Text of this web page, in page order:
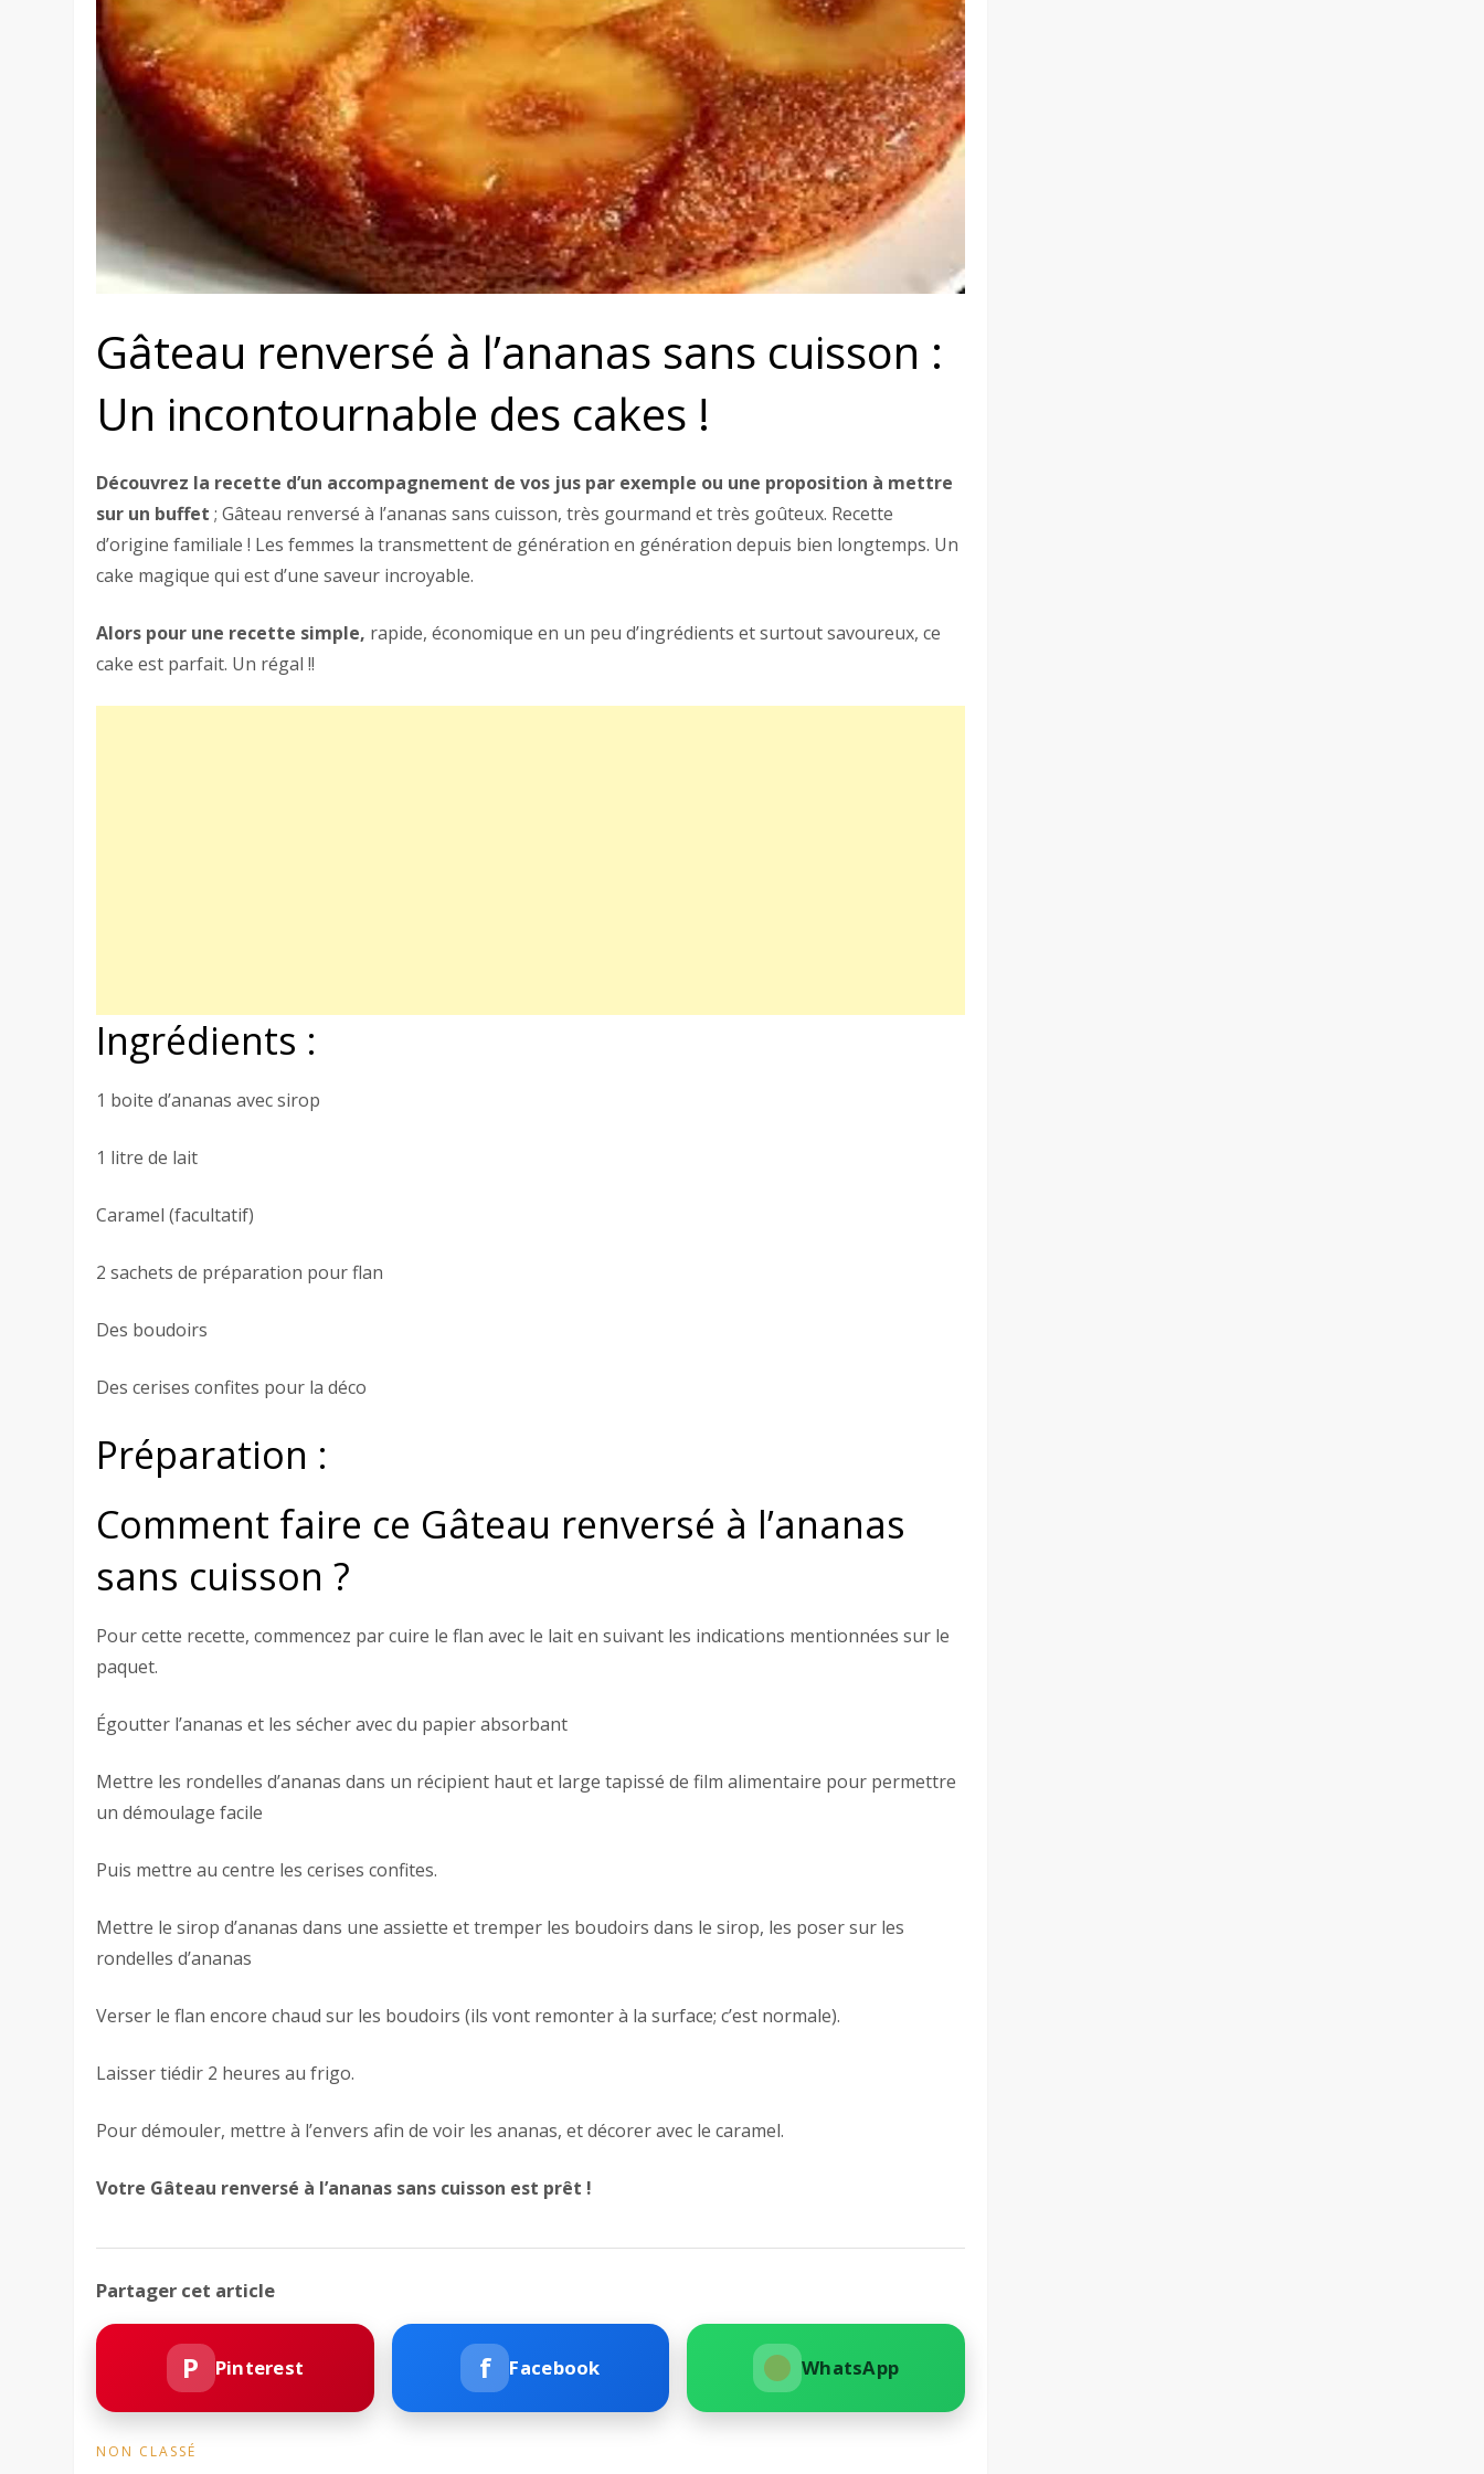
Gâteau renversé à l’ananas sans cuisson :
Un incontournable des cakes !
Découvrez la recette d’un accompagnement de vos jus par exemple ou une proposition à mettre
sur un buffet ; Gâteau renversé à l’ananas sans cuisson, très gourmand et très goûteux. Recette
d’origine familiale ! Les femmes la transmettent de génération en génération depuis bien longtemps. Un
cake magique qui est d’une saveur incroyable.
Alors pour une recette simple, rapide, économique en un peu d’ingrédients et surtout savoureux, ce
cake est parfait. Un régal !!
Ingrédients :
1 boite d’ananas avec sirop
1 litre de lait
Caramel (facultatif)
2 sachets de préparation pour flan
Des boudoirs
Des cerises confites pour la déco
Préparation :
Comment faire ce Gâteau renversé à l’ananas
sans cuisson ?
Pour cette recette, commencez par cuire le flan avec le lait en suivant les indications mentionnées sur le
paquet.
Égoutter l’ananas et les sécher avec du papier absorbant
Mettre les rondelles d’ananas dans un récipient haut et large tapissé de film alimentaire pour permettre
un démoulage facile
Puis mettre au centre les cerises confites.
Mettre le sirop d’ananas dans une assiette et tremper les boudoirs dans le sirop, les poser sur les
rondelles d’ananas
Verser le flan encore chaud sur les boudoirs (ils vont remonter à la surface; c’est normale).
Laisser tiédir 2 heures au frigo.
Pour démouler, mettre à l’envers afin de voir les ananas, et décorer avec le caramel.
Votre Gâteau renversé à l’ananas sans cuisson est prêt !
Partager cet article
P Pinterest f Facebook WhatsApp
NON CLASSÉ